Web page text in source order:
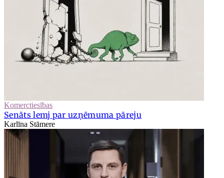
Komerctiesības
Senāts lemj par uzņēmuma pāreju
Karlīna Stāmere